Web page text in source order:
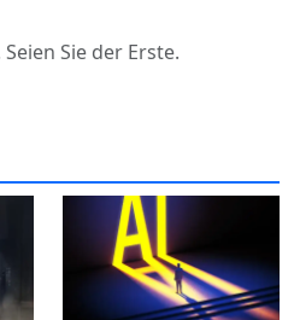
Sie der Erste.